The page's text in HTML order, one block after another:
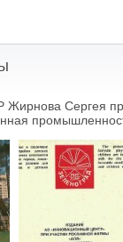
Сергея